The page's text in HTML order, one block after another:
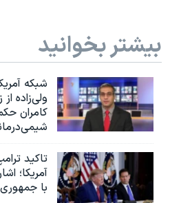
بیشتر بخوانید
شبکه
ولی‌زاده
کامران
تاکید
آمریکا؛
با